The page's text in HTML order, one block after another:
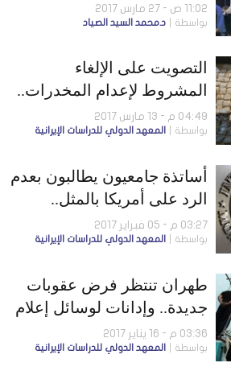
11:02 ص - 27 مارس 2017
بواسطة د.محمد السيد الصياد
التصويت على الإلغاء
المشروط لإعدام المخدرات..
وتظاهر متقاعدي الداخلية
والجيش في إيران
04:49 م - 13 مارس 2017
بواسطة المعهد الدولي للدراسات الإيرانية
أساتذة جامعيون يطالبون بعدم
الرد على أمريكا بالمثل..
وإعدام 87 شخصًا في يناير
03:27 م - 05 فبراير 2017
بواسطة المعهد الدولي للدراسات الإيرانية
طهران تنتظر فرض عقوبات
جديدة.. وإدانات لوسائل إعلام
إيرانية
03:36 م - 16 يناير 2017
بواسطة المعهد الدولي للدراسات الإيرانية